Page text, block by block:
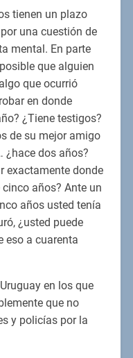
tienen un plazo
una cuestión de
mental. En parte
que alguien
que ocurrió
en donde
¿Tiene testigos?
de su mejor amigo
¿hace dos años?
exactamente donde
años? Ante un
años usted tenía
¿usted puede
eso a cuarenta
en los que
que no
y policías por la